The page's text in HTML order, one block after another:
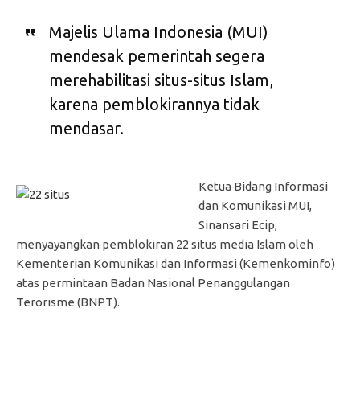
Majelis Ulama Indonesia (MUI)
mendesak pemerintah segera
merehabilitasi situs-situs Islam,
karena pemblokirannya tidak
mendasar.
Ketua Bidang Informasi
dan Komunikasi MUI,
Sinansari Ecip,
menyayangkan pemblokiran 22 situs media Islam oleh
Kementerian Komunikasi dan Informasi (Kemenkominfo)
atas permintaan Badan Nasional Penanggulangan
Terorisme (BNPT).